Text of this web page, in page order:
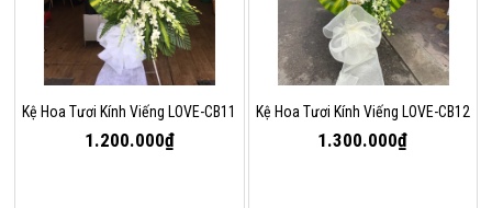
Kệ Hoa Tươi Kính Viếng LOVE-CB11
1.200.000₫
Kệ Hoa Tươi Kính Viếng LOVE-CB12
1.300.000₫